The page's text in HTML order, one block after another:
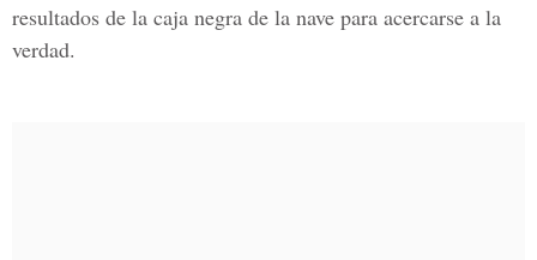
resultados de la caja negra de la nave para acercarse a la
verdad.